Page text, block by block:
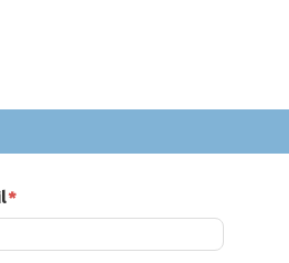
*